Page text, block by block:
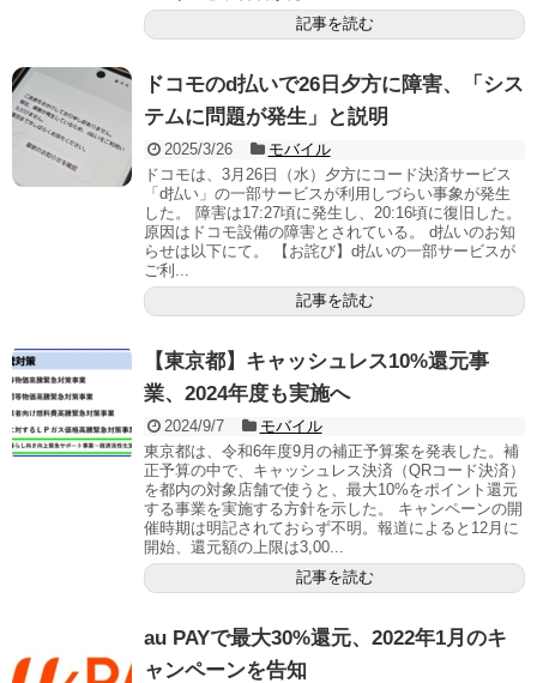
記事を読む
ドコモのd払いで26日夕方に障害、「シス
テムに問題が発生」と説明
2025/3/26
モバイル
ドコモは、3月26日（水）夕方にコード決済サービス
「d払い」の一部サービスが利用しづらい事象が発生
した。 障害は17:27頃に発生し、20:16頃に復旧した。
原因はドコモ設備の障害とされている。 d払いのお知
らせは以下にて。 【お詫び】d払いの一部サービスが
ご利...
記事を読む
【東京都】キャッシュレス10%還元事
業、2024年度も実施へ
2024/9/7
モバイル
東京都は、令和6年度9月の補正予算案を発表した。補
正予算の中で、キャッシュレス決済（QRコード決済）
を都内の対象店舗で使うと、最大10%をポイント還元
する事業を実施する方針を示した。 キャンペーンの開
催時期は明記されておらず不明。報道によると12月に
開始、還元額の上限は3,00...
記事を読む
au PAYで最大30%還元、2022年1月のキ
ャンペーンを告知